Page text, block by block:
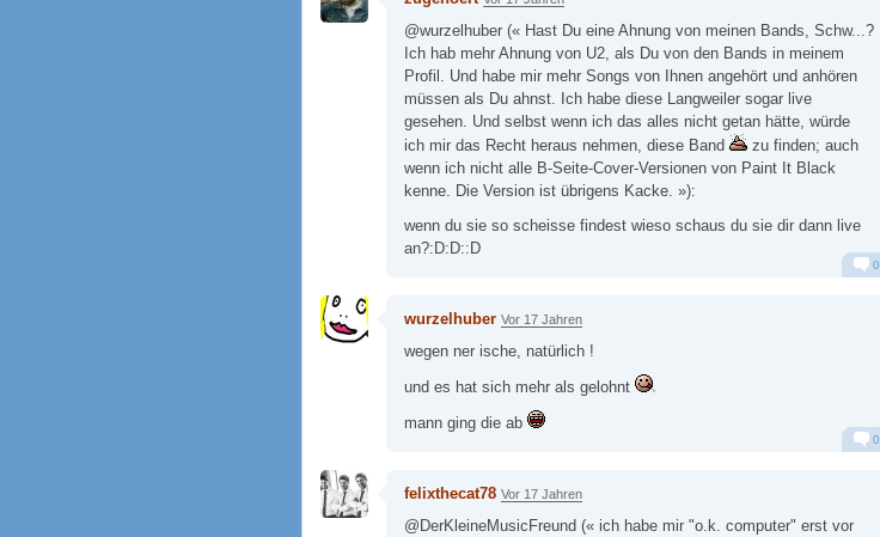
@wurzelhuber (« Hast Du eine Ahnung von meinen Bands, Schw...?
Ich hab mehr Ahnung von U2, als Du von den Bands in meinem
Profil. Und habe mir mehr Songs von Ihnen angehört und anhören
müssen als Du ahnst. Ich habe diese Langweiler sogar live
gesehen. Und selbst wenn ich das alles nicht getan hätte, würde
ich mir das Recht heraus nehmen, diese Band
zu finden; auch
wenn ich nicht alle B-Seite-Cover-Versionen von Paint It Black
kenne. Die Version ist übrigens Kacke. »):
wenn du sie so scheisse findest wieso schaus du sie dir dann live
an?:D:D::D
0
wurzelhuber Vor 17 Jahren
wegen ner ische, natürlich !
und es hat sich mehr als gelohnt
mann ging die ab
0
felixthecat78 Vor 17 Jahren
@DerKleineMusicFreund (« ich habe mir "o.k. computer" erst vor